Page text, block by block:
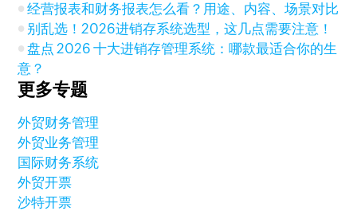
经营报表和财务报表怎么看？用途、内容、场景对比
别乱选！2026进销存系统选型，这几点需要注意！
盘点 2026 十大进销存管理系统：哪款最适合你的生
意？
更多专题
外贸财务管理
外贸业务管理
国际财务系统
外贸开票
沙特开票